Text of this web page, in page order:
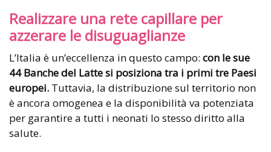
Realizzare una rete capillare per
azzerare le disuguaglianze
L’Italia è un’eccellenza in questo campo: con le sue
44 Banche del Latte si posiziona tra i primi tre Paesi
europei. Tuttavia, la distribuzione sul territorio non
è ancora omogenea e la disponibilità va potenziata
per garantire a tutti i neonati lo stesso diritto alla
salute.